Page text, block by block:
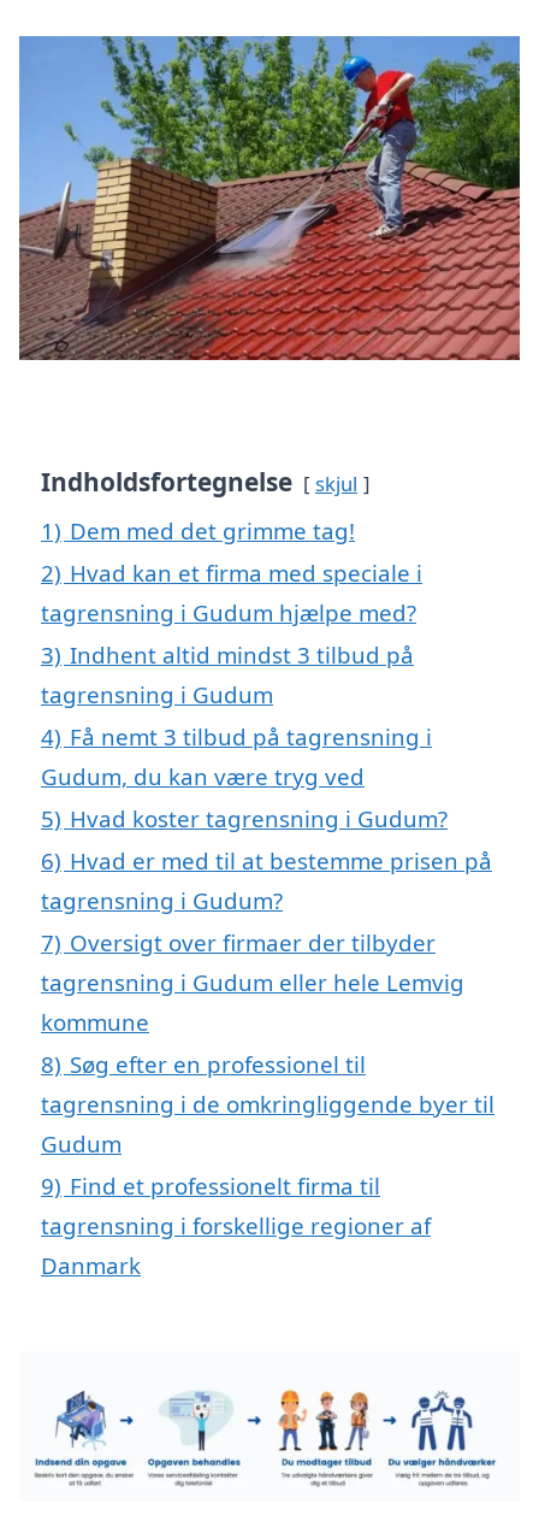
Indholdsfortegnelse skjul
1) Dem med det grimme tag!
2) Hvad kan et firma med speciale i
tagrensning i Gudum hjælpe med?
3) Indhent altid mindst 3 tilbud på
tagrensning i Gudum
4) Få nemt 3 tilbud på tagrensning i
Gudum, du kan være tryg ved
5) Hvad koster tagrensning i Gudum?
6) Hvad er med til at bestemme prisen på
tagrensning i Gudum?
7) Oversigt over firmaer der tilbyder
tagrensning i Gudum eller hele Lemvig
kommune
8) Søg efter en professionel til
tagrensning i de omkringliggende byer til
Gudum
9) Find et professionelt firma til
tagrensning i forskellige regioner af
Danmark